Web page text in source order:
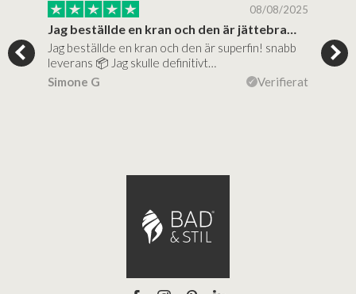
08/08/2025
Jag beställde en kran och den är jättebra…
Jag beställde en kran och den är superfin! snabb
leverans 📦 Jag skulle definitivt…
Simone G
Verifierat